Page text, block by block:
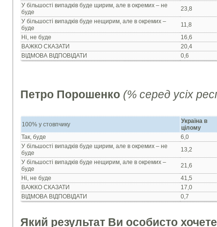
У більшості випадків буде щирим, але в окремих – не
буде
23,8
У більшості випадків буде нещирим, але в окремих –
буде
11,8
Ні, не буде
16,6
ВАЖКО СКАЗАТИ
20,4
ВІДМОВА ВІДПОВІДАТИ
0,6
Петро Порошенко (% серед усіх
100% у стовпчику
Україна в
цілому
Так, буде
6,0
У більшості випадків буде щирим, але в окремих – не
буде
13,2
У більшості випадків буде нещирим, але в окремих –
буде
21,6
Ні, не буде
41,5
ВАЖКО СКАЗАТИ
17,0
ВІДМОВА ВІДПОВІДАТИ
0,7
Який результат Ви особисто